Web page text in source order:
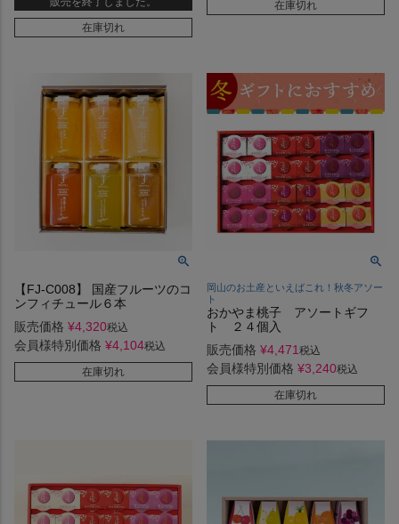
在庫切れ
在庫切れ
【FJ-C008】 国産フルーツのコ
ンフィチュール６本
販売価格 ¥4,320税込
会員様特別価格 ¥4,104税込
在庫切れ
岡山のお土産といえばこれ！秋冬アソー
ト
おかやま桃子 アソートギフ
ト ２４個入
販売価格 ¥4,471税込
会員様特別価格 ¥3,240税込
在庫切れ